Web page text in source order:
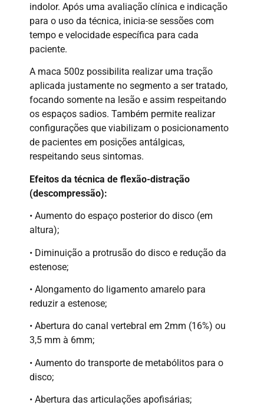
indolor. Após uma avaliação clínica e indicação
para o uso da técnica, inicia-se sessões com
tempo e velocidade específica para cada
paciente.
A maca 500z possibilita realizar uma tração
aplicada justamente no segmento a ser tratado,
focando somente na lesão e assim respeitando
os espaços sadios. Também permite realizar
configurações que viabilizam o posicionamento
de pacientes em posições antálgicas,
respeitando seus sintomas.
Efeitos da técnica de flexão-distração
(descompressão):
• Aumento do espaço posterior do disco (em
altura);
• Diminuição a protrusão do disco e redução da
estenose;
• Alongamento do ligamento amarelo para
reduzir a estenose;
• Abertura do canal vertebral em 2mm (16%) ou
3,5 mm à 6mm;
• Aumento do transporte de metabólitos para o
disco;
• Abertura das articulações apofisárias;